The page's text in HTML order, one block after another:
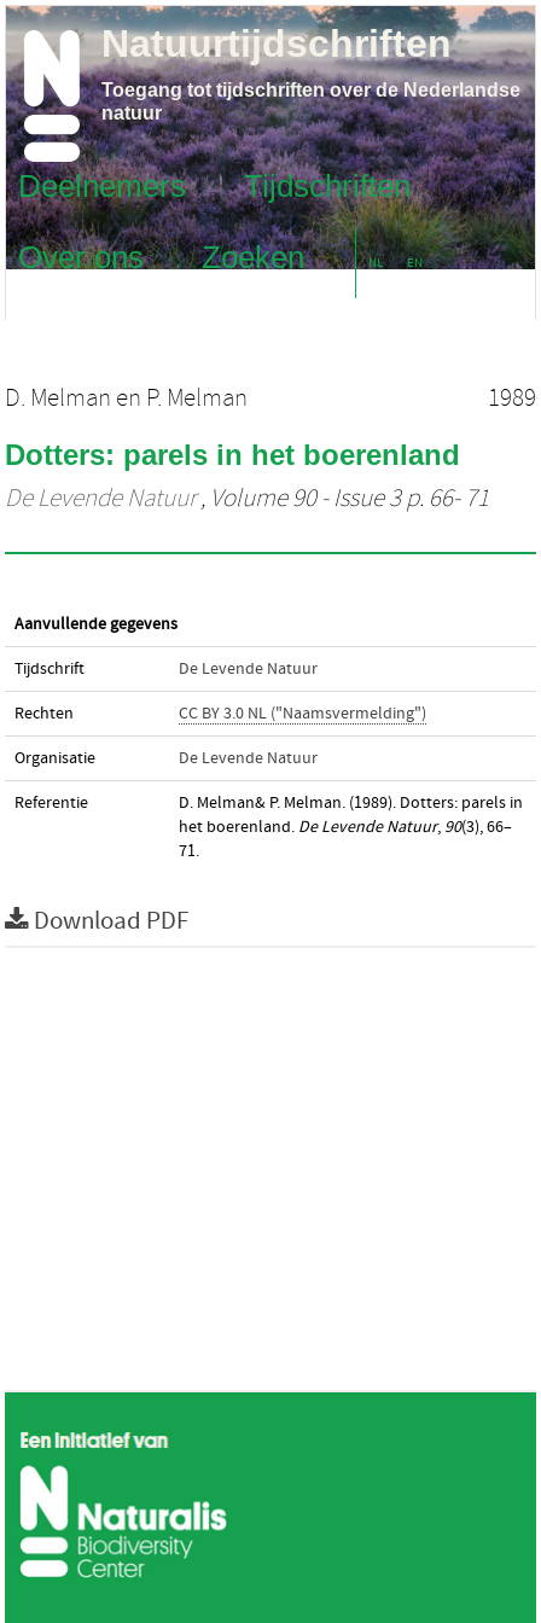
Deelnemers
Tijdschriften
Over ons
Zoeken NL EN
Natuurtijdschriften
Toegang tot tijdschriften over de Nederlandse
natuur
D. Melman en P. Melman 1989
Dotters: parels in het boerenland
De Levende Natuur, Volume 90 - Issue 3 p. 66- 71
Aanvullende gegevens
Tijdschrift De Levende Natuur
Rechten CC BY 3.0 NL ("Naamsvermelding")
Organisatie De Levende Natuur
Referentie
D. Melman& P. Melman. (1989). Dotters: parels in
het boerenland. De Levende Natuur, 90(3), 66–
71.
Download PDF